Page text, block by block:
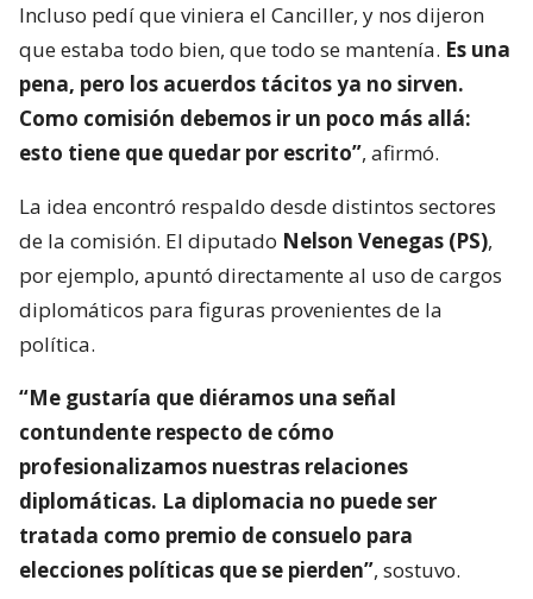
Incluso pedí que viniera el Canciller, y nos dijeron
que estaba todo bien, que todo se mantenía. Es una
pena, pero los acuerdos tácitos ya no sirven.
Como comisión debemos ir un poco más allá:
esto tiene que quedar por escrito”, afirmó.
La idea encontró respaldo desde distintos sectores
de la comisión. El diputado Nelson Venegas (PS),
por ejemplo, apuntó directamente al uso de cargos
diplomáticos para figuras provenientes de la
política.
“Me gustaría que diéramos una señal
contundente respecto de cómo
profesionalizamos nuestras relaciones
diplomáticas. La diplomacia no puede ser
tratada como premio de consuelo para
elecciones políticas que se pierden”, sostuvo.